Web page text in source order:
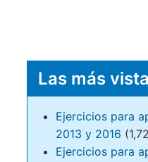
Las más
Ejercicios para
2013 y 2016
Ejercicios para